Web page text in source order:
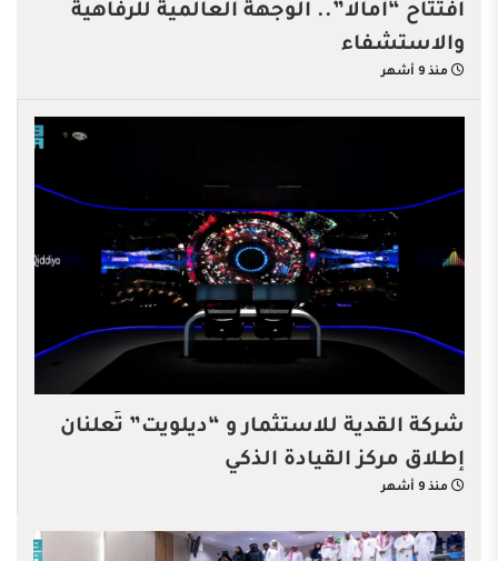
افتتاح “أمالا”.. الوجهة العالمية للرفاهية
والاستشفاء
منذ 9 أشهر
شركة القدية للاستثمار و “ديلويت” تُعلنان
إطلاق مركز القيادة الذكي
منذ 9 أشهر